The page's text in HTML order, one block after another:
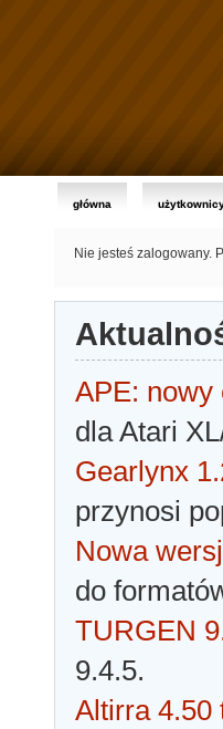
główna
Nie jesteś zalogowany.
APE: nowy
dla Atari
Gearlynx
przynosi
Nowa
do
TURGEN
9.4.5.
Altirra 4.50